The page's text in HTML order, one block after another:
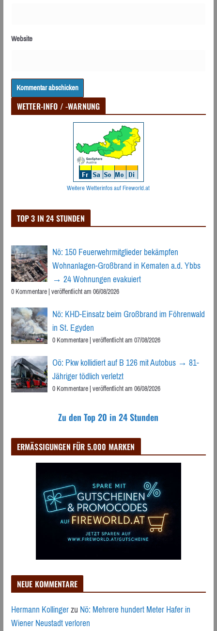
Website
WETTER-INFO / -WARNUNG
Weitere Wetterinfos auf Fireworld.at
TOP 3 IN 24 STUNDEN
Nö: 150 Feuerwehrmitglieder bekämpfen
Wohnanlagen-Großbrand in Kematen a.d. Ybbs
→ 24 Wohnungen evakuiert
0 Kommentare|veröffentlicht am 06/08/2026
Nö: KHD-Einsatz beim Großbrand im Föhrenwald
in St. Egyden
0 Kommentare|veröffentlicht am 07/08/2026
Oö: Pkw kollidiert auf B 126 mit Autobus → 81-
Jähriger tödlich verletzt
0 Kommentare|veröffentlicht am 06/08/2026
Zu den Top 20 in 24 Stunden
ERMÄSSIGUNGEN FÜR 5.000 MARKEN
NEUE KOMMENTARE
Hermann KollingerzuNö: Mehrere hundert Meter Hafer in
Wiener Neustadt verloren